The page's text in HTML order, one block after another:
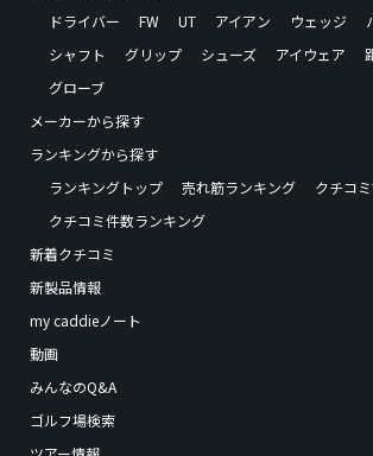
ドライバー
FW UT アイアン ウェッジ
シャフト
グリップ シューズ アイウェア
グローブ
メーカーから探す
ランキングから探す
ランキングトップ
売れ筋ランキング
クチコ
クチコミ件数ランキング
新着クチコミ
新製品情報
my caddieノート
動画
みんなのQ&A
ゴルフ場検索